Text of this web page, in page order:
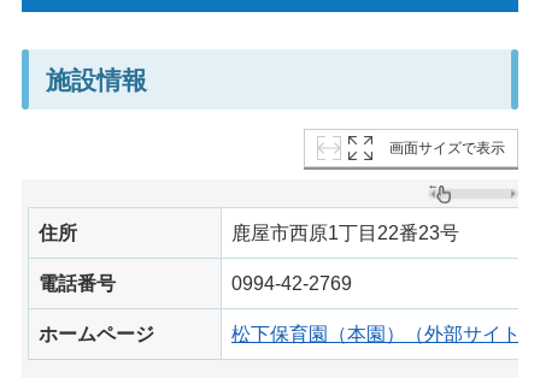
施設情報
画面サイズで表示
住所 鹿屋市西原1丁目22番23号
電話番号 0994-42-2769
ホームページ 松下保育園（本園）（外部サイト